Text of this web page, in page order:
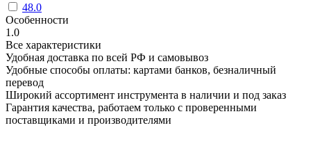
48.0
Особенности
1.0
Все характеристики
Удобная доставка по всей РФ и самовывоз
Удобные способы оплаты: картами банков, безналичный
перевод
Широкий ассортимент инструмента в наличии и под заказ
Гарантия качества, работаем только с проверенными
поставщиками и производителями